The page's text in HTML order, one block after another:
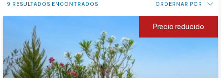
9 RESULTADOS ENCONTRADOS ORDERNAR POR
Precio: de más bajo a más alto
Precio: de más alto a más bajo
Novedades
Alfabético por referencia
Precio reducido